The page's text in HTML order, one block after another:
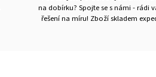
na dobírku? Spojte se s námi - rádi
řešení na míru! Zboží skladem